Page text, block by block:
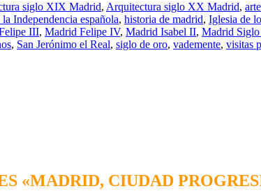
siglo XIX Madrid, Arquitectura siglo XX Madrid,
Independencia española, historia de madrid, Iglesia de
III, Madrid Felipe IV, Madrid Isabel II, Madrid
, San Jerónimo el Real, siglo de oro, vademente, visitas
«MADRID, CIUDAD